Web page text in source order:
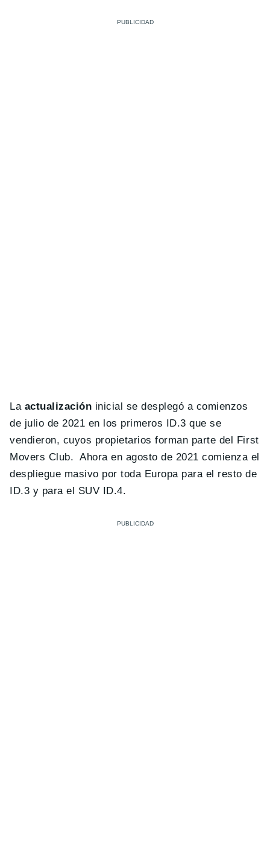
Laactualización inicial se desplegó a comienzos
de julio de 2021 en los primeros ID.3 que se
vendieron, cuyos propietarios forman parte del First
Movers Club. Ahora en agosto de 2021 comienza el
despliegue masivo por toda Europa para el resto de
ID.3 y para el SUV ID.4.